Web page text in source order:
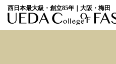
西日本最大級・創立85年｜大阪・梅田